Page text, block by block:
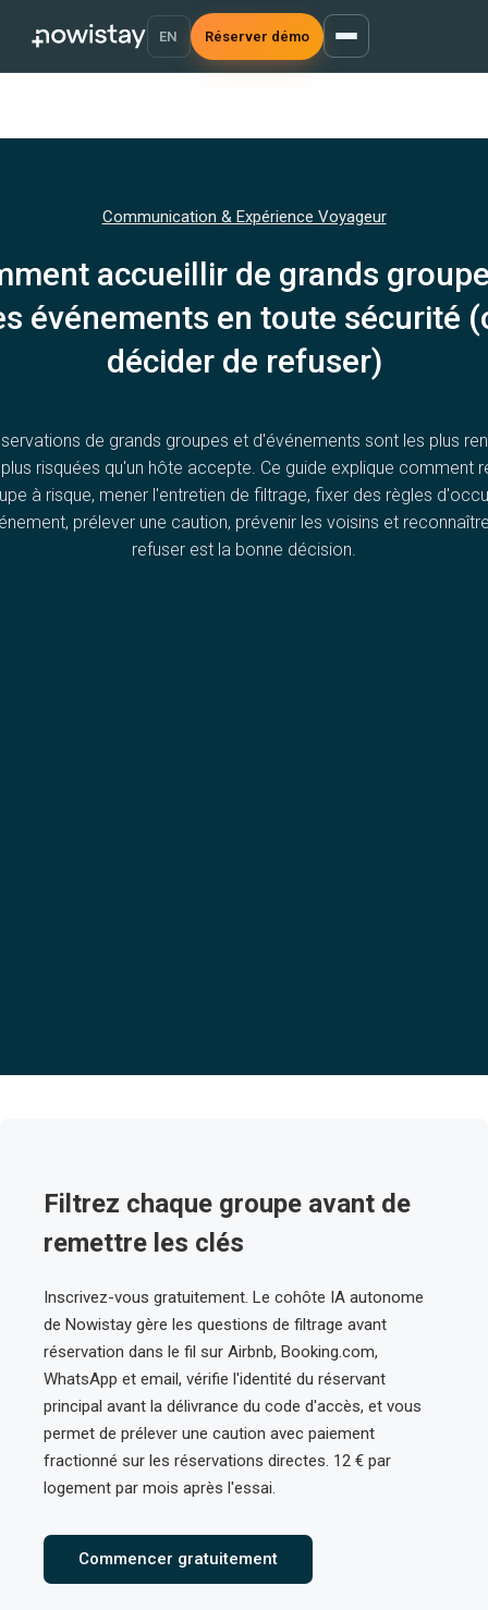
EN Réserver démo
Communication & Expérience Voyageur
accueillir de grands
événements en toute sécurité
décider de refuser)
de grands groupes et d'événements sont les plus
risquées qu'un hôte accepte. Ce guide explique comment
à risque, mener l'entretien de filtrage, fixer des règles
prélever une caution, prévenir les voisins et
refuser est la bonne décision.
Filtrez chaque groupe avant de
remettre les clés
Inscrivez-vous gratuitement. Le cohôte IA autonome
de Nowistay gère les questions de filtrage avant
réservation dans le fil sur Airbnb, Booking.com,
WhatsApp et email, vérifie l'identité du réservant
principal avant la délivrance du code d'accès, et vous
permet de prélever une caution avec paiement
fractionné sur les réservations directes. 12 € par
logement par mois après l'essai.
Commencer gratuitement